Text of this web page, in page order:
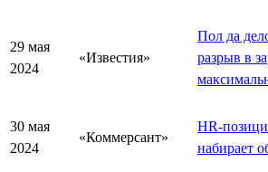
29 мая
2024
«Известия»
Пол да
разрыв в
30 мая
2024
«Коммерсант»
HR-
набирает